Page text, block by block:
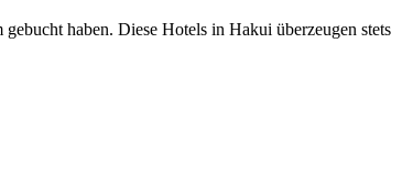
haben. Diese Hotels in Hakui überzeugen stets